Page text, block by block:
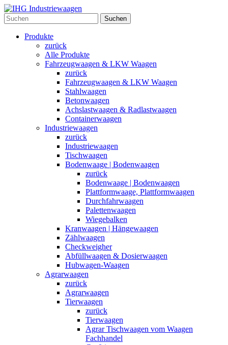
Suchen
Produkte
zurück
Alle Produkte
Fahrzeugwaagen & LKW Waagen
zurück
Fahrzeugwaagen & LKW Waagen
Stahlwaagen
Betonwaagen
Achslastwaagen & Radlastwaagen
Containerwaagen
Industriewaagen
zurück
Industriewaagen
Tischwaagen
Bodenwaage | Bodenwaagen
zurück
Bodenwaage | Bodenwaagen
Plattformwaage, Plattformwaagen
Durchfahrwaagen
Palettenwaagen
Wiegebalken
Kranwaagen | Hängewaagen
Zählwaagen
Checkweigher
Abfüllwaagen & Dosierwaagen
Hubwagen-Waagen
Agrarwaagen
zurück
Agrarwaagen
Tierwaagen
zurück
Tierwaagen
Agrar Tischwaagen vom Waagen
Fachhandel